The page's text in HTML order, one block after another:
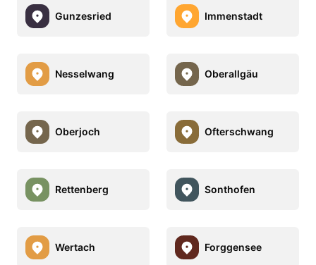
Gunzesried Immenstadt
Nesselwang Oberallgäu
Oberjoch Ofterschwang
Rettenberg Sonthofen
Wertach Forggensee